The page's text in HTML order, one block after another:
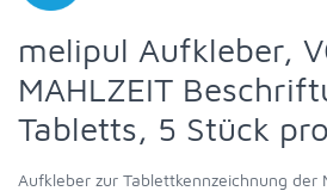
melipul Aufkleber,
MAHLZEIT
Tabletts, 5 Stück
Aufkleber zur Tablettkennzeichnung der